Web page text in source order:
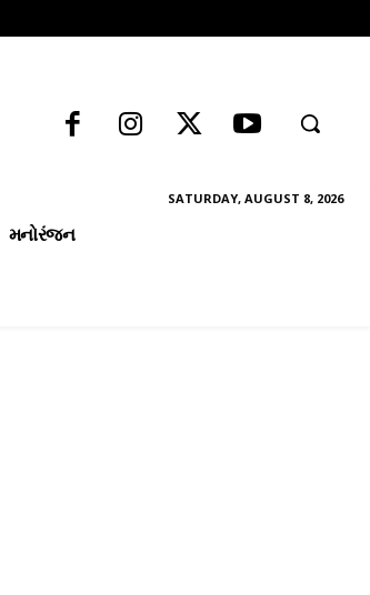
SATURDAY, AUGUST 8, 2026
મનોરંજન